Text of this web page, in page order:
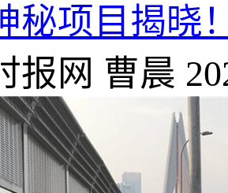
秘项目揭晓
报网 曹晨